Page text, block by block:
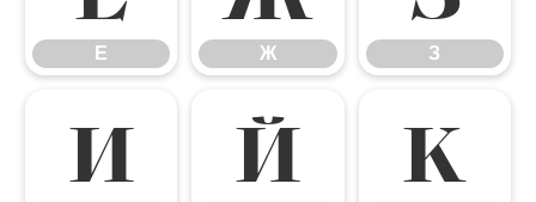
Е Ж З
И Й К